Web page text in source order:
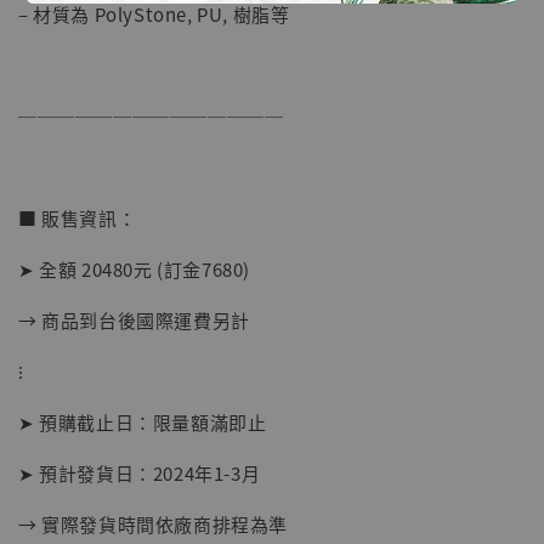
子彈飛 鵝城縣長 張麻子 [BK01]
– 材質為 PolyStone, PU, 樹脂等
──────────────
■ 販售資訊：
➤ 全額 20480元 (訂金7680)
→ 商品到台後國際運費另計
⁝
➤ 預購截止日：限量額滿即止
➤ 預計發貨日：2024年1-3月
→ 實際發貨時間依廠商排程為準